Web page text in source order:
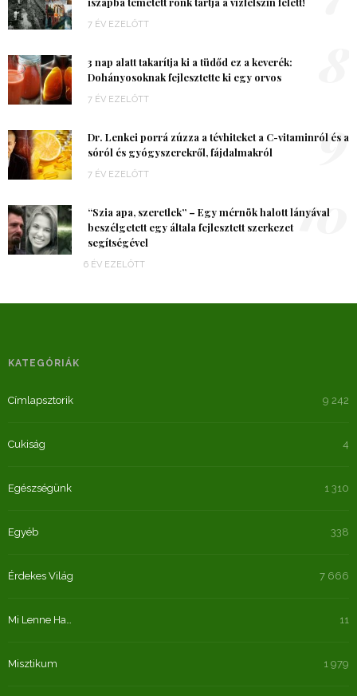
7 ÉV EZELŐTT
3 nap alatt takarítja ki a tüdőd ez a keverék:
Dohányosoknak fejlesztette ki egy orvos
7 ÉV EZELŐTT
Dr. Lenkei porrá zúzza a tévhiteket a C-vitaminról és a
sóról és gyógyszerekről, fájdalmakról
7 ÉV EZELŐTT
9
“Szia apa, szeretlek” – Egy mérnök halott lányával
beszélgetett egy általa fejlesztett szerkezet
segítségével
6 ÉV EZELŐTT
10
KATEGÓRIÁK
Címlapsztorik 9 242
Cukiság 4
Egészségünk 1 310
Egyéb 338
Érdekes Világ 7 666
Mi Lenne Ha… 11
Misztikum 1 979